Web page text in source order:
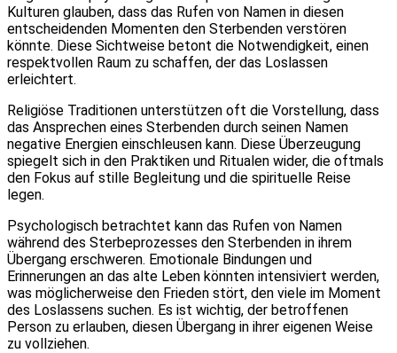
Kulturen glauben, dass das Rufen von Namen in diesen
entscheidenden Momenten den Sterbenden verstören
könnte. Diese Sichtweise betont die Notwendigkeit, einen
respektvollen Raum zu schaffen, der das Loslassen
erleichtert.
Religiöse Traditionen unterstützen oft die Vorstellung, dass
das Ansprechen eines Sterbenden durch seinen Namen
negative Energien einschleusen kann. Diese Überzeugung
spiegelt sich in den Praktiken und Ritualen wider, die oftmals
den Fokus auf stille Begleitung und die spirituelle Reise
legen.
Psychologisch betrachtet kann das Rufen von Namen
während des Sterbeprozesses den Sterbenden in ihrem
Übergang erschweren. Emotionale Bindungen und
Erinnerungen an das alte Leben könnten intensiviert werden,
was möglicherweise den Frieden stört, den viele im Moment
des Loslassens suchen. Es ist wichtig, der betroffenen
Person zu erlauben, diesen Übergang in ihrer eigenen Weise
zu vollziehen.